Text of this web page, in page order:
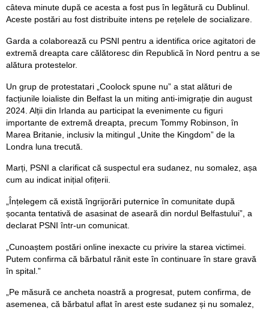
câteva minute după ce acesta a fost pus în legătură cu Dublinul.
Aceste postări au fost distribuite intens pe rețelele de socializare.
Garda a colaborează cu PSNI pentru a identifica orice agitatori de
extremă dreapta care călătoresc din Republică în Nord pentru a se
alătura protestelor.
Un grup de protestatari „Coolock spune nu” a stat alături de
facțiunile loialiste din Belfast la un miting anti-imigrație din august
2024. Alții din Irlanda au participat la evenimente cu figuri
importante de extremă dreapta, precum Tommy Robinson, în
Marea Britanie, inclusiv la mitingul „Unite the Kingdom” de la
Londra luna trecută.
Marți, PSNI a clarificat că suspectul era sudanez, nu somalez, așa
cum au indicat inițial ofițerii.
„Înțelegem că există îngrijorări puternice în comunitate după
șocanta tentativă de asasinat de aseară din nordul Belfastului”, a
declarat PSNI într-un comunicat.
„Cunoaștem postări online inexacte cu privire la starea victimei.
Putem confirma că bărbatul rănit este în continuare în stare gravă
în spital.”
„Pe măsură ce ancheta noastră a progresat, putem confirma, de
asemenea, că bărbatul aflat în arest este sudanez și nu somalez,